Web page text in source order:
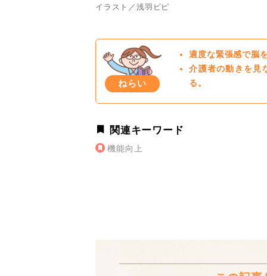
イラスト／浅羽ピピ
ねらい
適度な緊張感で脳
介護者の動きを見
る。
関連キーワード
機能向上